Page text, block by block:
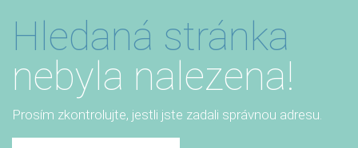
Hledaná stránka
nebyla nalezena!
Prosím zkontrolujte, jestli jste zadali správnou adresu.